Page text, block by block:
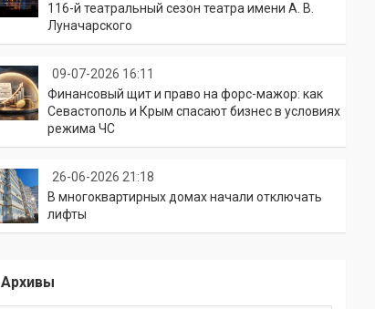
116-й театральный сезон театра имени А. В.
Луначарского
09-07-2026 16:11
Финансовый щит и право на форс-мажор: как
Севастополь и Крым спасают бизнес в условиях
режима ЧС
26-06-2026 21:18
В многоквартирных домах начали отключать
лифты
Архивы